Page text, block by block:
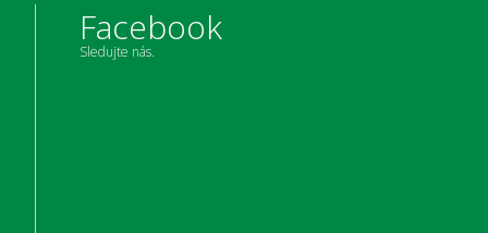
Facebook
Sledujte nás.